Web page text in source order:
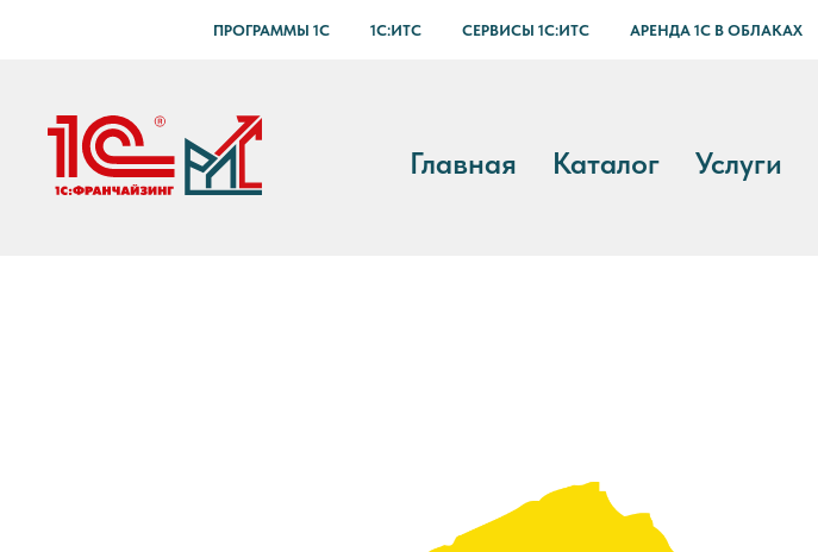
ПРОГРАММЫ 1С 1С:ИТС СЕРВИСЫ 1С:ИТС АРЕНДА 1С В ОБЛАКАХ
Главная Каталог Услуги